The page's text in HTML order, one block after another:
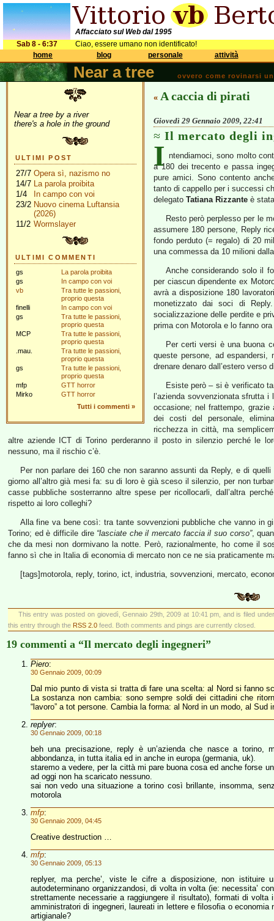
Affacciato sul Web dal 1995
Sab 8 - 6:37
Ciao, essere umano non identificato!
home
blog personale attività
Near a tree ovvero come rovinarsi
Near a tree by a river
there's a hole in the ground
ULTIMI POST
27/7 Opera sì, nazismo no
14/7 La parola proibita
1/4
In campo con voi
23/2 Nuovo cinema Luftansia
(2026)
11/2 Wormslayer
ULTIMI COMMENTI
gs
La parola proibita
gs
In campo con voi
vb
Tra tutte le passioni,
proprio questa
finelli
In campo con voi
gs
Tra tutte le passioni,
proprio questa
MCP
Tra tutte le passioni,
proprio questa
.mau.
Tra tutte le passioni,
proprio questa
gs
Tra tutte le passioni,
proprio questa
mfp
GTT horror
Mirko
GTT horror
Tutti i commenti »
« A caccia di pirati
Giovedì 29 Gennaio 2009, 22:41
Il mercato degli
I ntendiamoci, sono molto
a 180 dei trecento e passa
pure amici. Sono contento
tanto di cappello per i successi
delegato Tatiana Rizzante è
Resto però perplesso per le
assumere 180 persone, Reply
fondo perduto (= regalo) di 20
una commessa da 10 milioni
Anche considerando solo il
per ciascun dipendente ex
avrà a disposizione 180
monetizzato dai soci di
socializzazione delle perdite e
prima con Motorola e lo fanno
Per certi versi è una buona
queste persone, ad espandersi,
drenare denaro dall’estero verso
Esiste però – si è verificato
l’azienda sovvenzionata sfrutta
occasione; nel frattempo, grazie
dei costi del personale,
ricchezza in città, ma
altre aziende ICT di Torino perderanno il posto in silenzio perché le
nessuno, ma il rischio c’è.
Per non parlare dei 160 che non saranno assunti da Reply, e di
giorno all’altro già mesi fa: su di loro è già sceso il silenzio, per non
casse pubbliche sosterranno altre spese per ricollocarli, dall’altra
rispetto ai loro colleghi?
Alla fine va bene così: tra tante sovvenzioni pubbliche che vanno in
Torino; ed è difficile dire “lasciate che il mercato faccia il suo corso”,
che da mesi non dormivano la notte. Però, razionalmente, ho come il
fanno sì che in Italia di economia di mercato non ce ne sia praticamente
[tags]motorola, reply, torino, ict, industria, sovvenzioni, mercato,
This entry was posted on giovedì, Gennaio 29th, 2009 at 10:41 pm, and is filed
this entry through the RSS 2.0 feed. Both comments and pings are currently closed.
19 commenti a “Il mercato degli ingegneri”
Piero:
30 Gennaio 2009, 00:09
Dal mio punto di vista si tratta di fare una scelta: al Nord si fanno
La sostanza non cambia: sono sempre soldi dei cittadini che
“lavoro” a tot persone. Cambia la forma: al Nord in un modo, al Sud
replyer:
30 Gennaio 2009, 00:18
beh una precisazione, reply è un’azienda che nasce a
abbondanza, in tutta italia ed in anche in europa (germania, uk).
staremo a vedere, per la città mi pare buona cosa ed anche forse
ad oggi non ha scaricato nessuno.
sai non vedo una situazione a torino così brillante, insomma,
motorola
mfp:
30 Gennaio 2009, 04:45
Creative destruction …
mfp:
30 Gennaio 2009, 05:13
replyer, ma perche’, viste le cifre a disposizione, non istituire
autodeterminano organizzandosi, di volta in volta (ie: necessita’
strettamente necessarie a raggiungere il risultato), formati di
amministratori di ingegneri, laureati in lettere e filosofia o
artigianale?